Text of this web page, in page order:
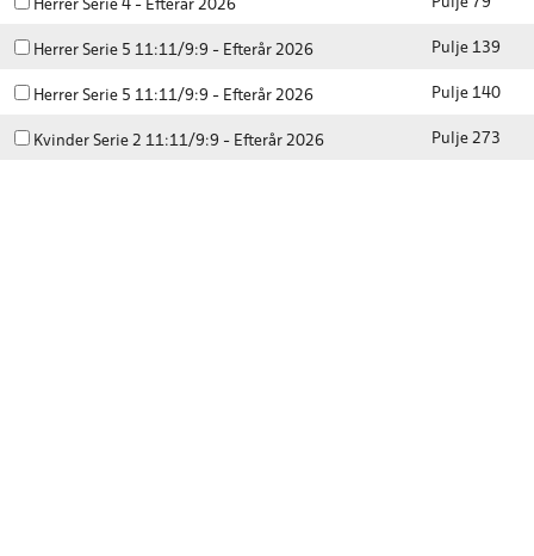
Herrer Serie 4 - Efterår 2026
Herrer Serie 5 11:11/9:9 - Efterår 2026 Pulje 139
Herrer Serie 5 11:11/9:9 - Efterår 2026 Pulje 140
Kvinder Serie 2 11:11/9:9 - Efterår 2026 Pulje 273